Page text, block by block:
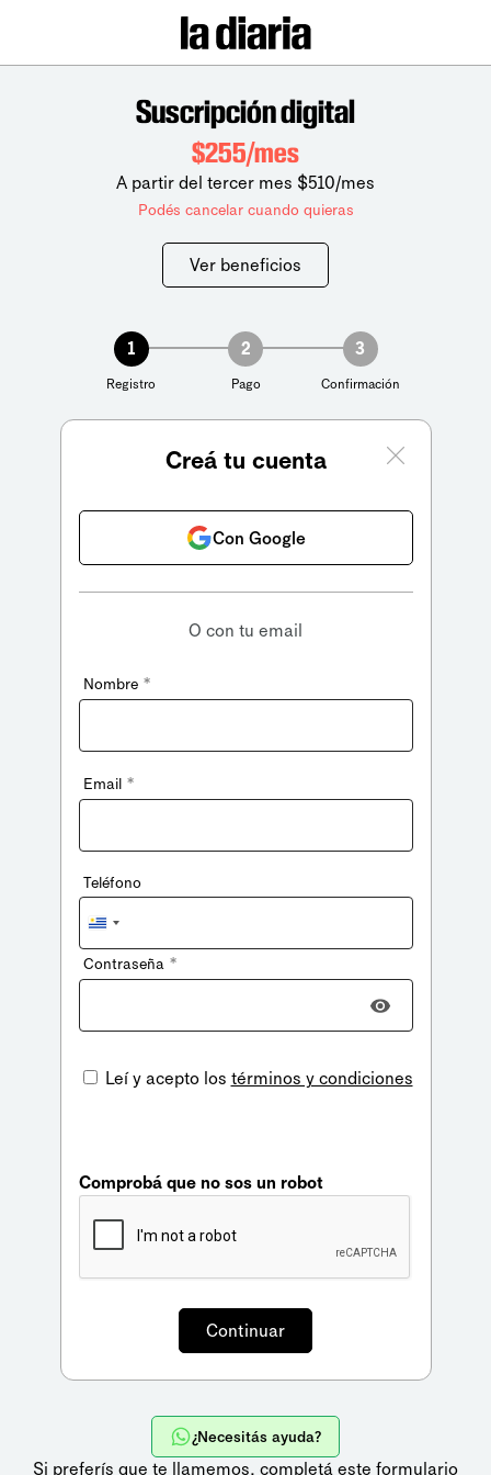
Suscripción digital
$255/mes
A partir del tercer mes $510/mes
Podés cancelar cuando quieras
Ver beneficios
1
Registro
2
Pago
3
Confirmación
Creá tu cuenta
Con Google
O con tu email
Nombre *
Email *
Teléfono
Uruguay
+598
Contraseña *
Leí y acepto los términos y condiciones
Comprobá que no sos un robot
¿Necesitás ayuda?
Si preferís que te llamemos, completá este formulario